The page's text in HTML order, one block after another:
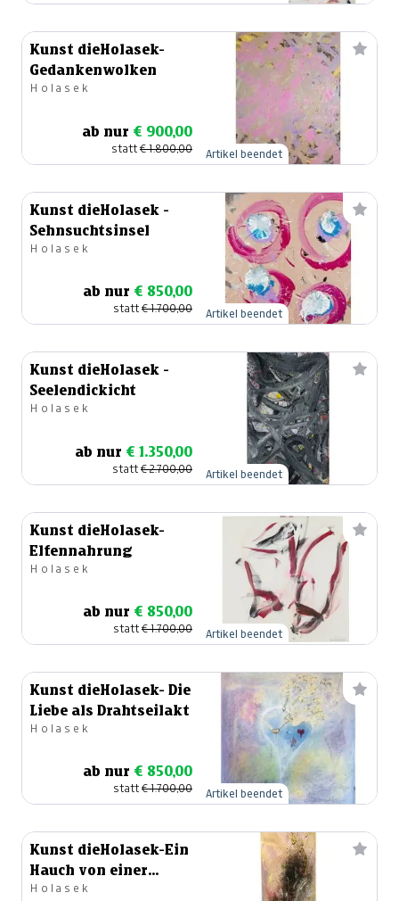
Kunst dieHolasek-
Gedankenwolken
Holasek
ab nur € 900,00
statt€ 1.800,00 Artikel beendet
Kunst dieHolasek -
Sehnsuchtsinsel
Holasek
ab nur € 850,00
statt€ 1.700,00 Artikel beendet
Kunst dieHolasek -
Seelendickicht
Holasek
ab nur € 1.350,00
statt€ 2.700,00 Artikel beendet
Kunst dieHolasek-
Elfennahrung
Holasek
ab nur € 850,00
statt€ 1.700,00 Artikel beendet
Kunst dieHolasek- Die
Liebe als Drahtseilakt
Holasek
ab nur € 850,00
statt€ 1.700,00 Artikel beendet
Kunst dieHolasek-Ein
Hauch von einer
Vorstellung
Holasek